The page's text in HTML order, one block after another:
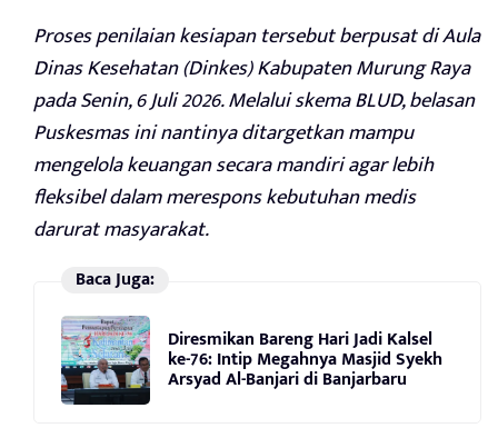
Proses penilaian kesiapan tersebut berpusat di Aula
Dinas Kesehatan (Dinkes) Kabupaten Murung Raya
pada Senin, 6 Juli 2026. Melalui skema BLUD, belasan
Puskesmas ini nantinya ditargetkan mampu
mengelola keuangan secara mandiri agar lebih
fleksibel dalam merespons kebutuhan medis
darurat masyarakat.
Baca Juga:
Diresmikan Bareng Hari Jadi Kalsel
ke-76: Intip Megahnya Masjid Syekh
Arsyad Al-Banjari di Banjarbaru